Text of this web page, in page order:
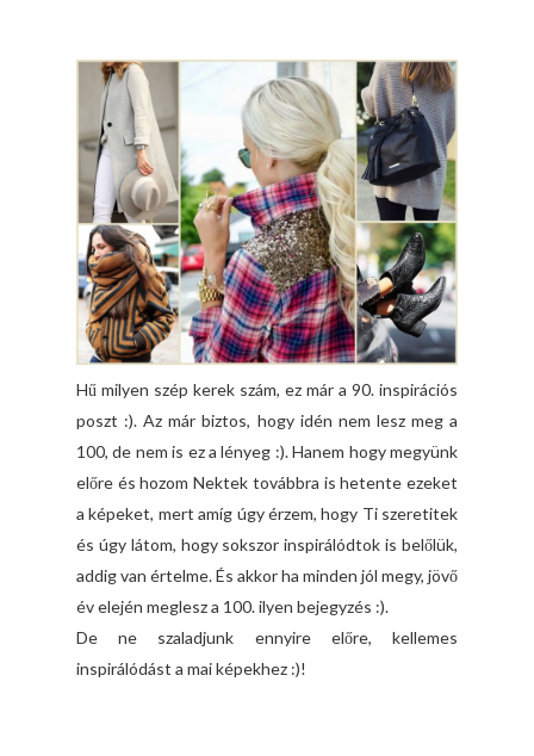
Hű milyen szép kerek szám, ez már a 90. inspirációs
poszt :). Az már biztos, hogy idén nem lesz meg a
100, de nem is ez a lényeg :). Hanem hogy megyünk
előre és hozom Nektek továbbra is hetente ezeket
a képeket, mert amíg úgy érzem, hogy Ti szeretitek
és úgy látom, hogy sokszor inspirálódtok is belőlük,
addig van értelme. És akkor ha minden jól megy, jövő
év elején meglesz a 100. ilyen bejegyzés :).
De ne szaladjunk ennyire előre, kellemes
inspirálódást a mai képekhez :)!